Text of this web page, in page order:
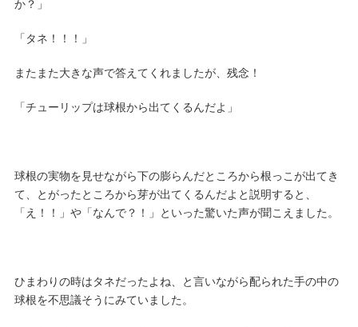
か？」
「タネ！！！」
またまた大きな声で答えてくれましたが、残念！
「チューリップは球根から出てくるんだよ」
球根の実物を見せながら下の膨らんだところから根っこが出てき
て、とがったところから芽が出てくるんだよと説明すると、
「え！！」や「なんで？！」といった驚いた声が聞こえました。
ひまわりの時はタネだったよね、と言いながら配られた手の中の
球根を不思議そうにみていました。